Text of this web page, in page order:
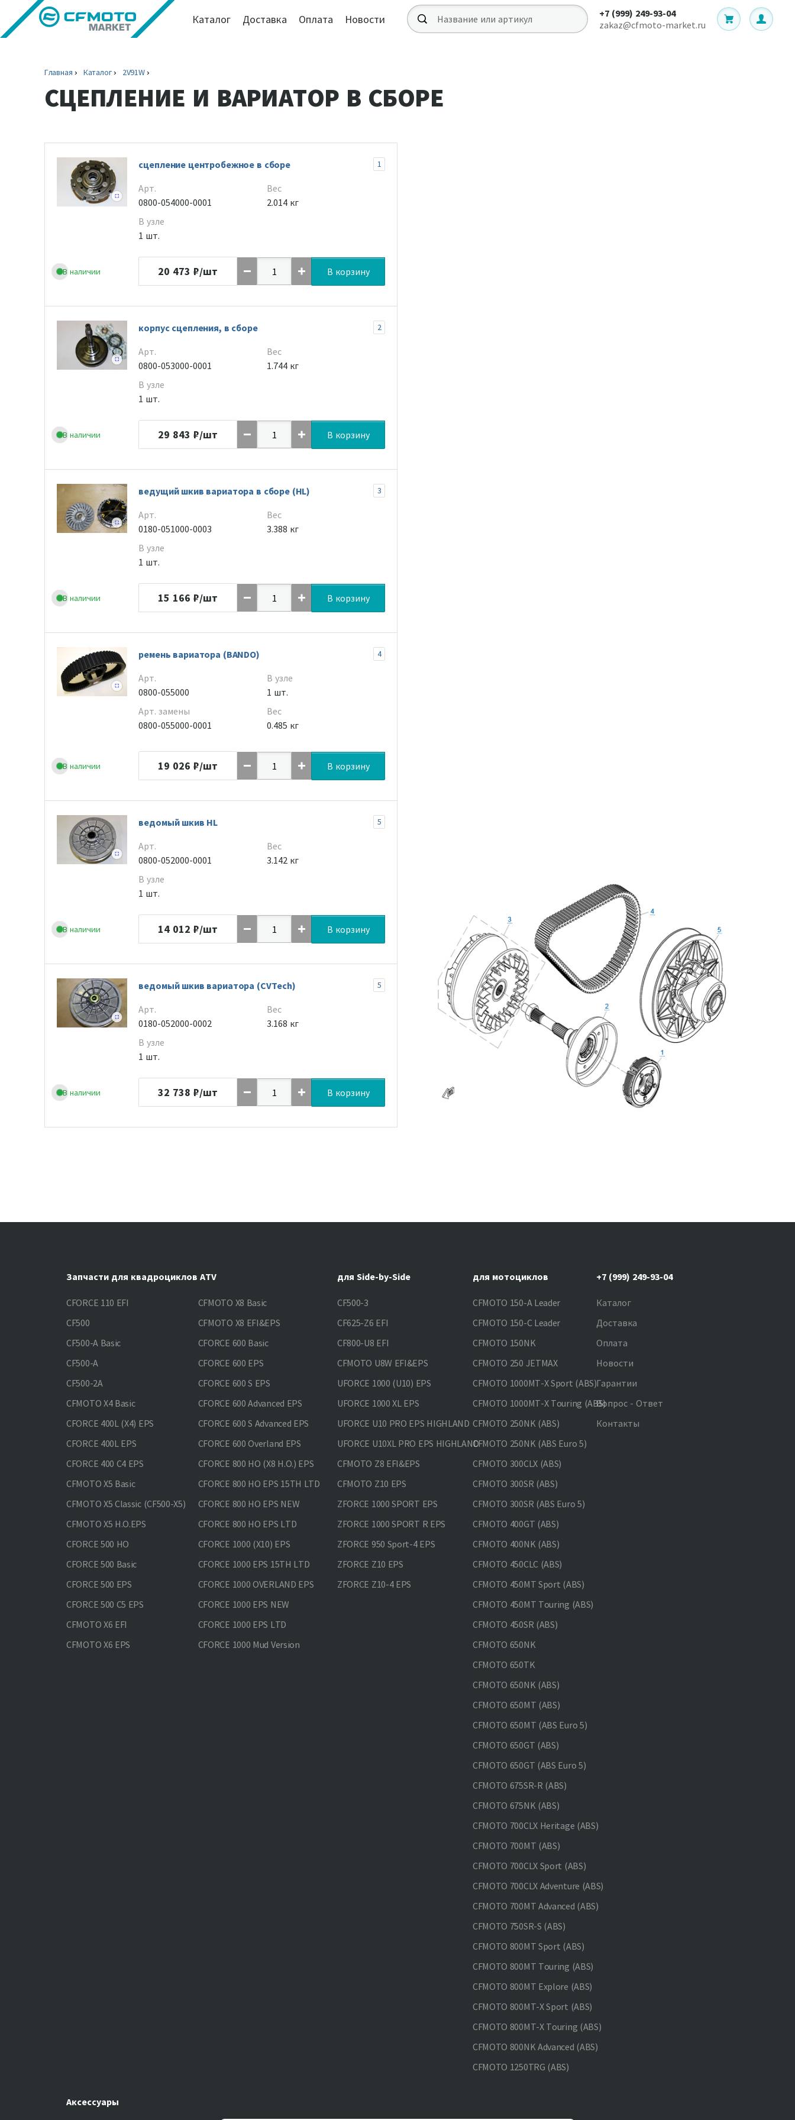
Каталог Доставка Оплата Новости
+7 (999) 249-93-04
zakaz@cfmoto-market.ru
Главная Каталог 2V91W
СЦЕПЛЕНИЕ И ВАРИАТОР В СБОРЕ
В наличии
сцепление центробежное в сборе 1
Арт.
0800-054000-0001
В узле
1 шт.
Вес
2.014 кг
20 473 ₽/шт В корзину
В наличии
корпус сцепления, в сборе 2
Арт.
0800-053000-0001
В узле
1 шт.
Вес
1.744 кг
29 843 ₽/шт В корзину
В наличии
ведущий шкив вариатора в сборе (HL) 3
Арт.
0180-051000-0003
В узле
1 шт.
Вес
3.388 кг
15 166 ₽/шт В корзину
В наличии
ремень вариатора (BANDO) 4
Арт.
0800-055000
Арт. замены
0800-055000-0001
В узле
1 шт.
Вес
0.485 кг
19 026 ₽/шт В корзину
В наличии
ведомый шкив HL 5
Арт.
0800-052000-0001
В узле
1 шт.
Вес
3.142 кг
14 012 ₽/шт В корзину
В наличии
ведомый шкив вариатора (СVTech) 5
Арт.
0180-052000-0002
В узле
1 шт.
Вес
3.168 кг
32 738 ₽/шт В корзину
Запчасти для квадроциклов ATV
CFORCE 110 EFI
CF500
CF500-A Basic
CF500-A
CF500-2A
CFMOTO X4 Basic
CFORCE 400L (X4) EPS
CFORCE 400L EPS
CFORCE 400 С4 EPS
CFMOTO X5 Basic
CFMOTO X5 Classic (CF500-X5)
CFMOTO X5 H.O.EPS
CFORCE 500 HO
CFORCE 500 Basic
CFORCE 500 EPS
CFORCE 500 С5 EPS
CFMOTO X6 EFI
CFMOTO X6 EPS
CFMOTO X8 Basic
CFMOTO X8 EFI&EPS
CFORCE 600 Basic
CFORCE 600 EPS
CFORCE 600 S EPS
CFORCE 600 Advanced EPS
CFORCE 600 S Advanced EPS
CFORCE 600 Overland EPS
CFORCE 800 HO (X8 H.O.) EPS
CFORCE 800 HO EPS 15TH LTD
CFORCE 800 HO EPS NEW
CFORCE 800 HO EPS LTD
CFORCE 1000 (X10) EPS
CFORCE 1000 EPS 15TH LTD
CFORCE 1000 OVERLAND EPS
CFORCE 1000 EPS NEW
CFORCE 1000 EPS LTD
CFORCE 1000 Mud Version
для Side-by-Side
CF500-3
CF625-Z6 EFI
CF800-U8 EFI
CFMOTO U8W EFI&EPS
UFORCE 1000 (U10) EPS
UFORCE 1000 XL EPS
UFORCE U10 PRO EPS HIGHLAND
UFORCE U10XL PRO EPS HIGHLAND
CFMOTO Z8 EFI&EPS
CFMOTO Z10 EPS
ZFORCE 1000 SPORT EPS
ZFORCE 1000 SPORT R EPS
ZFORCE 950 Sport-4 EPS
ZFORCE Z10 EPS
ZFORCE Z10-4 EPS
для мотоциклов
CFMOTO 150-A Leader
CFMOTO 150-C Leader
CFMOTO 150NK
CFMOTO 250 JETMAX
CFMOTO 1000MT-X Sport (ABS)
CFMOTO 1000MT-X Touring (ABS)
CFMOTO 250NK (ABS)
CFMOTO 250NK (ABS Euro 5)
CFMOTO 300CLX (ABS)
CFMOTO 300SR (ABS)
CFMOTO 300SR (ABS Euro 5)
CFMOTO 400GT (ABS)
CFMOTO 400NK (ABS)
CFMOTO 450CLC (ABS)
CFMOTO 450MT Sport (ABS)
CFMOTO 450MT Touring (ABS)
CFMOTO 450SR (ABS)
CFMOTO 650NK
CFMOTO 650TK
CFMOTO 650NK (ABS)
CFMOTO 650MT (ABS)
CFMOTO 650MT (ABS Euro 5)
CFMOTO 650GT (ABS)
CFMOTO 650GT (ABS Euro 5)
CFMOTO 675SR-R (ABS)
CFMOTO 675NK (ABS)
CFMOTO 700CLX Heritage (ABS)
CFMOTO 700MT (ABS)
CFMOTO 700CLX Sport (ABS)
CFMOTO 700CLX Adventure (ABS)
CFMOTO 700MT Advanced (ABS)
CFMOTO 750SR-S (ABS)
CFMOTO 800MT Sport (ABS)
CFMOTO 800MT Touring (ABS)
CFMOTO 800MT Explore (ABS)
CFMOTO 800MT-X Sport (ABS)
CFMOTO 800MT-X Touring (ABS)
CFMOTO 800NK Advanced (ABS)
CFMOTO 1250TRG (ABS)
Аксессуары
+7 (999) 249-93-04
Каталог
Доставка
Оплата
Новости
Гарантии
Вопрос - Ответ
Контакты